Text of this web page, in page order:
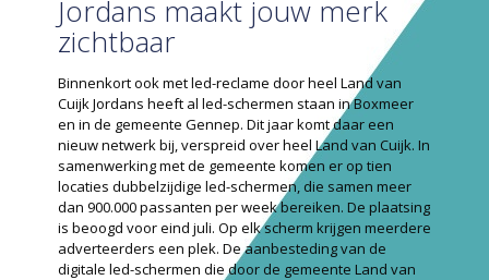
Jordans maakt jouw merk
zichtbaar
Binnenkort ook met led-reclame door heel Land van
Cuijk Jordans heeft al led-schermen staan in Boxmeer
en in de gemeente Gennep. Dit jaar komt daar een
nieuw netwerk bij, verspreid over heel Land van Cuijk. In
samenwerking met de gemeente komen er op tien
locaties dubbelzijdige led-schermen, die samen meer
dan 900.000 passanten per week bereiken. De plaatsing
is beoogd voor eind juli. Op elk scherm krijgen meerdere
adverteerders een plek. De aanbesteding van de
digitale led-schermen die door de gemeente Land van